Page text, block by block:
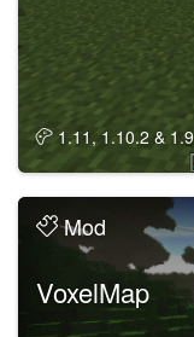
1.11, 1.10.2 &
Mod
VoxelMap